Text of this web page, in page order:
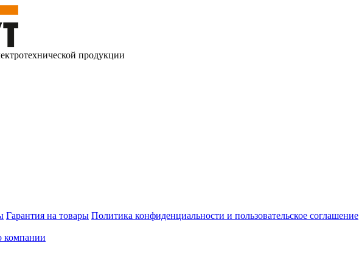
продукции
Гарантия на товары Политика конфиденциальности и пользовательское соглашение
компании